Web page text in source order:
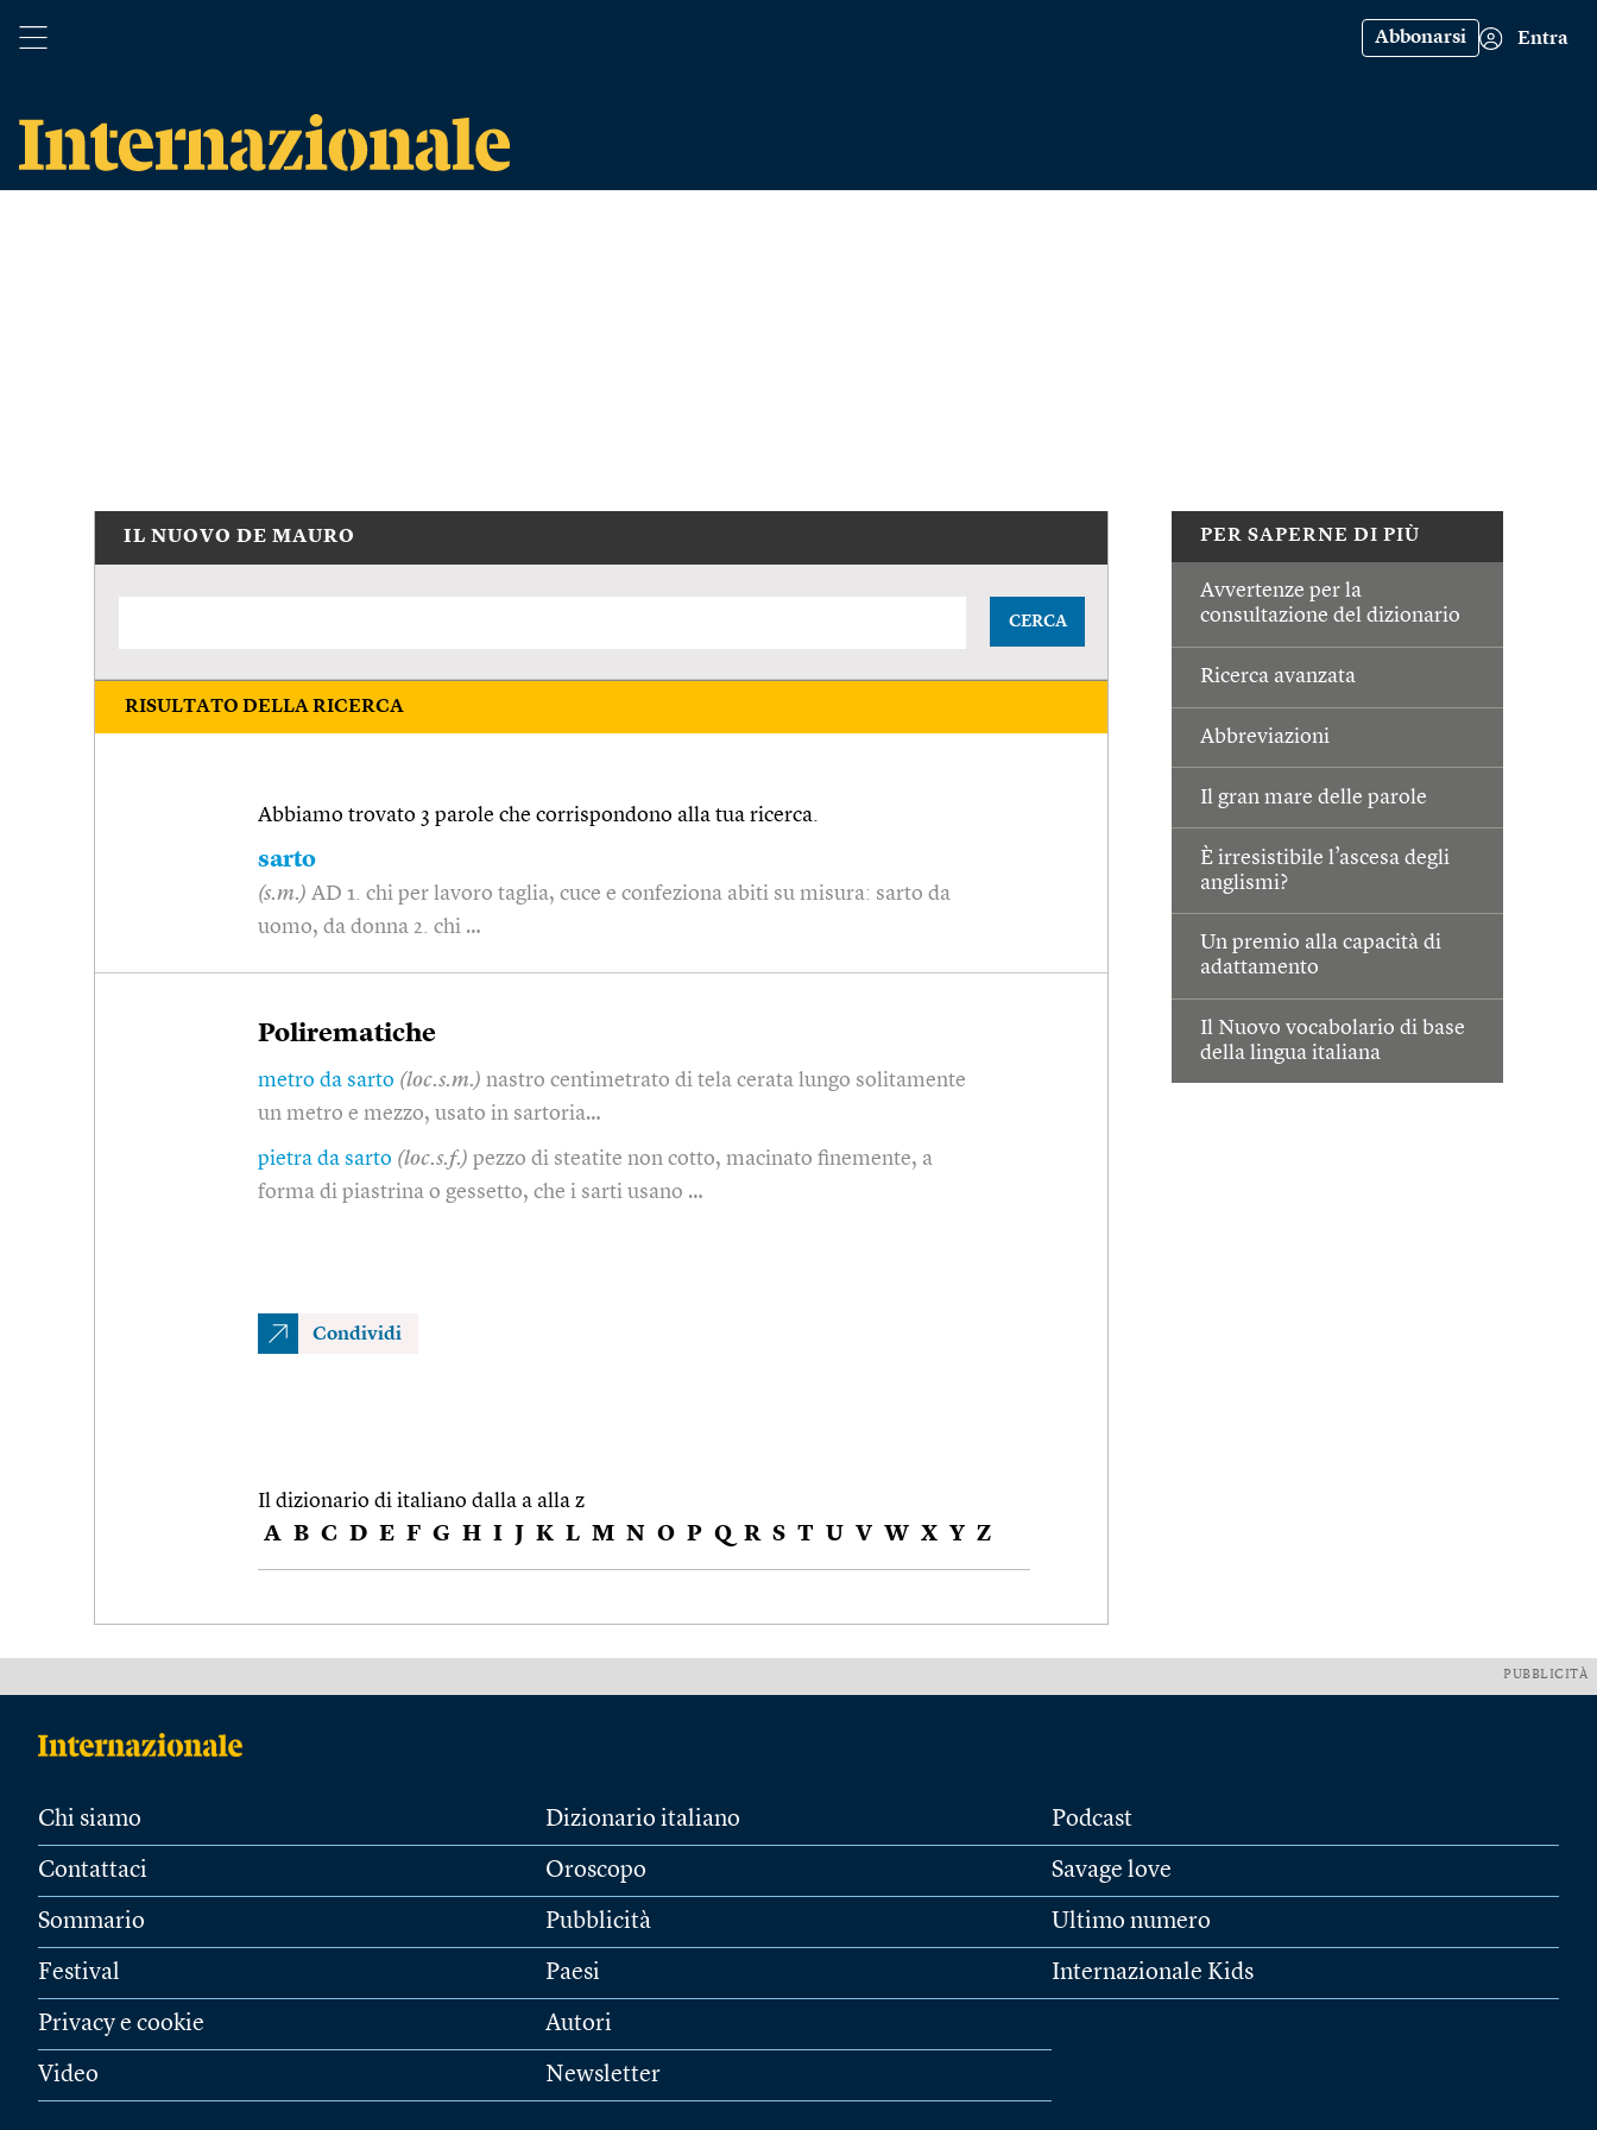
Abbonarsi Entra
PER SAPERNE DI PIÙ
Avvertenze per la
consultazione del dizionario
Ricerca avanzata
Abbreviazioni
Il gran mare delle parole
È irresistibile l’ascesa degli
anglismi?
Un premio alla capacità di
adattamento
Il Nuovo vocabolario di base
della lingua italiana
IL NUOVO DE MAURO
CERCA
RISULTATO DELLA RICERCA
Abbiamo trovato 3 parole che corrispondono alla tua ricerca.
sarto
(s.m.) AD 1. chi per lavoro taglia, cuce e confeziona abiti su misura: sarto da
uomo, da donna 2. chi …
Polirematiche
metro da sarto (loc.s.m.) nastro centimetrato di tela cerata lungo solitamente
un metro e mezzo, usato in sartoria…
pietra da sarto (loc.s.f.) pezzo di steatite non cotto, macinato finemente, a
forma di piastrina o gessetto, che i sarti usano …
Condividi
Il dizionario di italiano dalla a alla z
A B C D E F G H I J K L M N O P Q R S T U V W X Y Z
PUBBLICITÀ
Chi siamo
Contattaci
Sommario
Festival
Privacy e cookie
Video
Dizionario italiano
Oroscopo
Pubblicità
Paesi
Autori
Newsletter
Podcast
Savage love
Ultimo numero
Internazionale Kids